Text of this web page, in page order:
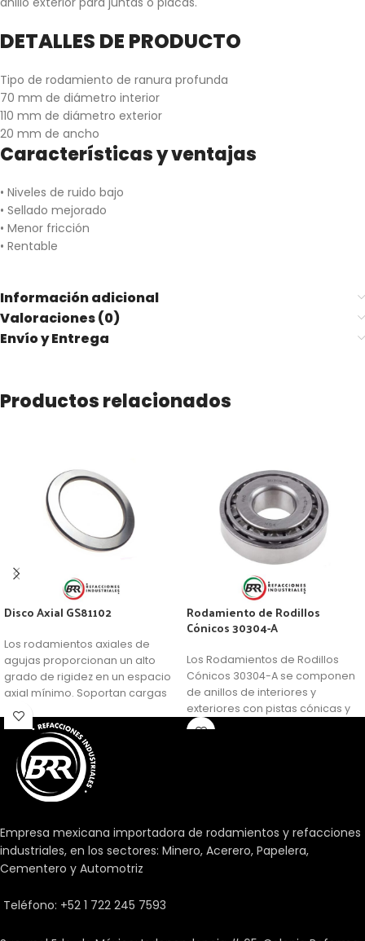
DETALLES DE PRODUCTO
Tipo de rodamiento de ranura profunda
70 mm de diámetro interior
110 mm de diámetro exterior
20 mm de ancho
Características y ventajas
• Niveles de ruido bajo
• Sellado mejorado
• Menor fricción
• Rentable
Información adicional
Valoraciones (0)
Envío y Entrega
Productos relacionados
Disco Axial GS81102
Los rodamientos axiales de
agujas proporcionan un alto
grado de rigidez en un espacio
axial mínimo. Soportan cargas
axiales elevadas. El rodamiento
de agujas es un rodamiento de
rodillos cilíndricos con un
diámetro pequeño respecto a
su longitud. El perfil modificado
de rodillo o del camino de
útil del rodamiento. Los
rodamientos facilitan el
desplazamiento entre un eje y
una gran cantidad de tipos
aspectos como las cargas, su
Rodamiento de Rodillos
Cónicos 30304-A
Los Rodamientos de Rodillos
Cónicos 30304-A se componen
de anillos de interiores y
exteriores con pistas cónicas y
rodillos cónicos en una caja de
Empresa mexicana importadora de rodamientos y refacciones
industriales, en los sectores: Minero, Acerero, Papelera,
Cementero y Automotriz
Teléfono: +52 1 722 245 7593